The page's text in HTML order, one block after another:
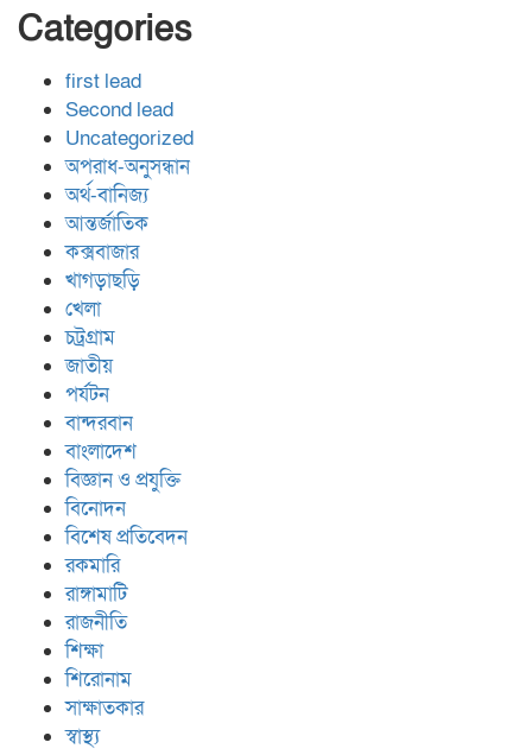
Categories
first lead
Second lead
Uncategorized
অপরাধ-অনুসন্ধান
অর্থ-বানিজ্য
আন্তর্জাতিক
কক্সবাজার
খাগড়াছড়ি
খেলা
চট্রগ্রাম
জাতীয়
পর্যটন
বান্দরবান
বাংলাদেশ
বিজ্ঞান ও প্রযুক্তি
বিনোদন
বিশেষ প্রতিবেদন
রকমারি
রাঙ্গামাটি
রাজনীতি
শিক্ষা
শিরোনাম
সাক্ষাতকার
স্বাস্থ্য